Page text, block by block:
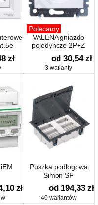
zł
Polecamy
VALENA gniazdo
pojedyncze 2P+Z
od 30,54 zł
3 warianty
zł
Puszka podłogowa
Simon SF
od 194,33 zł
40 wariantów